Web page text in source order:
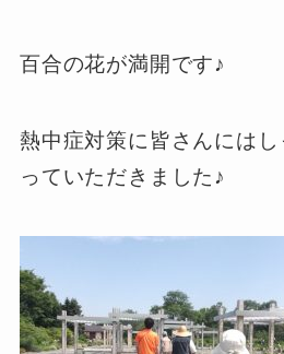
百合の花が満開です♪
熱中症対策に皆さんには
っていただきました♪